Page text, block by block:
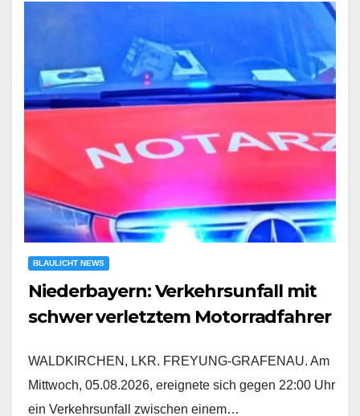
BLAULICHT NEWS
Niederbayern: Verkehrsunfall mit
schwer verletztem Motorradfahrer
WALDKIRCHEN, LKR. FREYUNG-GRAFENAU. Am
Mittwoch, 05.08.2026, ereignete sich gegen 22:00 Uhr
ein Verkehrsunfall zwischen einem…